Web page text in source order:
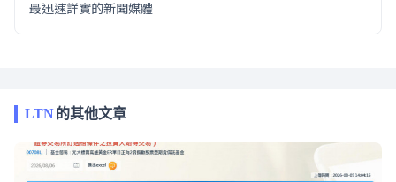
最迅速詳實的新聞媒體
LTN的其他文章